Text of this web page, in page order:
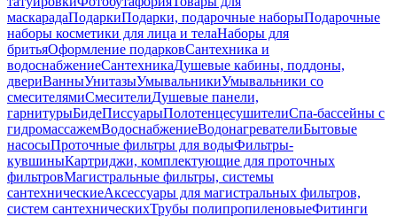
маскарадаПодаркиПодарки, подарочные наборыПодарочные
наборы косметики для лица и телаНаборы для
бритьяОформление подарковСантехника и
водоснабжениеСантехникаДушевые кабины, поддоны,
двериВанныУнитазыУмывальникиУмывальники со
смесителямиСмесителиДушевые панели,
гарнитурыБидеПиссуарыПолотенцесушителиСпа-бассейны с
гидромассажемВодоснабжениеВодонагревателиБытовые
насосыПроточные фильтры для водыФильтры-
кувшиныКартриджи, комплектующие для проточных
фильтровМагистральные фильтры, системы
сантехническиеАксессуары для магистральных фильтров,
систем сантехническихТрубы полипропиленовыеФитинги